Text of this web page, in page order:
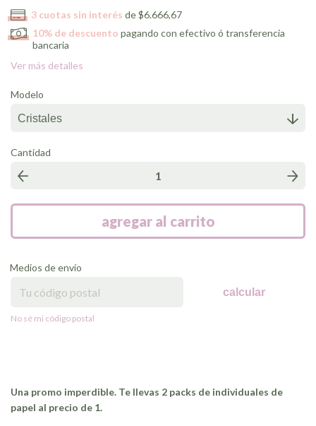
3cuotas sin interés de$6.666,67
10% de descuento pagando con efectivo ó transferencia
bancaria
Ver más detalles
Modelo
Cantidad
Medios de envío
calcular
No sé mi código postal
Una promo imperdible. Te llevas 2 packs de individuales de
papel al precio de 1.